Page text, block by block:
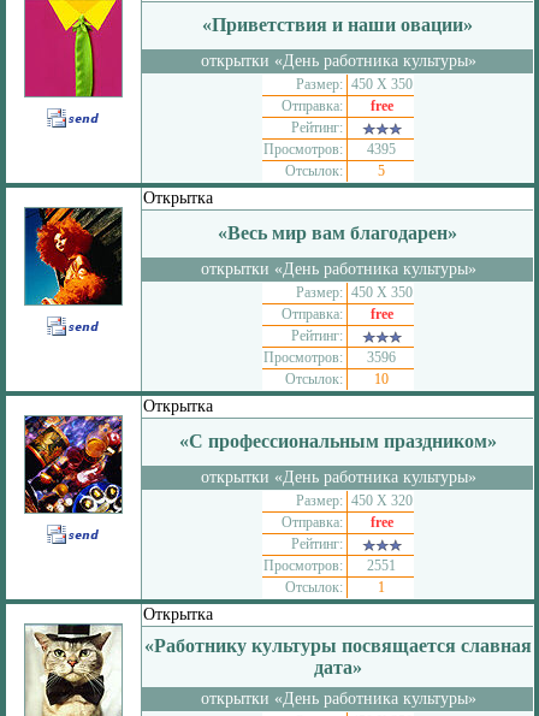
«Приветствия и наши овации»
открытки «День работника культуры»
Размер: 450 Х 350
Отправка:
free
Рейтинг:
Просмотров:
4395
Отсылок:
5
Открытка
«Весь мир вам благодарен»
открытки «День работника культуры»
Размер: 450 Х 350
Отправка:
free
Рейтинг:
Просмотров:
3596
Отсылок:
10
Открытка
«С профессиональным праздником»
открытки «День работника культуры»
Размер: 450 Х 320
Отправка:
free
Рейтинг:
Просмотров:
2551
Отсылок:
1
Открытка
«Работнику культуры посвящается славная
дата»
открытки «День работника культуры»